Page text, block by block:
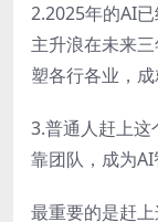
2.2025年的AI
主升浪在未来
塑各行各业，成
3.普通人赶上
靠团队，成为AI
最重要的是赶